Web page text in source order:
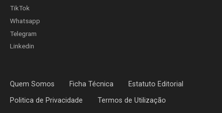
TikTok
Whatsapp
Telegram
Linkedin
Quem Somos Ficha Técnica Estatuto Editorial
Politica de Privacidade Termos de Utilização